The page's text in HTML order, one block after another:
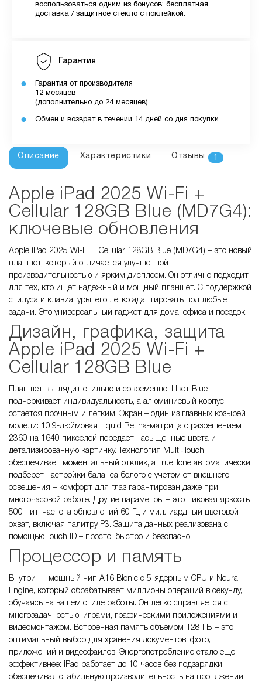
воспользоваться одним из бонусов: бесплатная
доставка / защитное стекло с поклейкой.
Гарантия
Гарантия от производителя
12 месяцев
(дополнительно до 24 месяцев)
Обмен и возврат в течении 14 дней со дня покупки
Описание Характеристики Отзывы 1
Apple iPad 2025 Wi-Fi +
Cellular 128GB Blue (MD7G4):
ключевые обновления
Apple iPad 2025 Wi-Fi + Cellular 128GB Blue (MD7G4) – это новый
планшет, который отличается улучшенной
производительностью и ярким дисплеем. Он отлично подходит
для тех, кто ищет надежный и мощный планшет. С поддержкой
стилуса и клавиатуры, его легко адаптировать под любые
задачи. Это универсальный гаджет для дома, офиса и поездок.
Дизайн, графика, защита
Apple iPad 2025 Wi-Fi +
Cellular 128GB Blue
Планшет выглядит стильно и современно. Цвет Blue
подчеркивает индивидуальность, а алюминиевый корпус
остается прочным и легким. Экран – один из главных козырей
модели: 10,9-дюймовая Liquid Retina-матрица с разрешением
2360 на 1640 пикселей передает насыщенные цвета и
детализированную картинку. Технология Multi‑Touch
обеспечивает моментальный отклик, а True Tone автоматически
подберет настройки баланса белого с учетом от внешнего
освещения – комфорт для глаз гарантирован даже при
многочасовой работе. Другие параметры – это пиковая яркость
500 нит, частота обновлений 60 Гц и миллиардный цветовой
охват, включая палитру Р3. Защита данных реализована с
помощью Touch ID – просто, быстро и безопасно.
Процессор и память
Внутри — мощный чип A16 Bionic с 5-ядерным CPU и Neural
Engine, который обрабатывает миллионы операций в секунду,
обучаясь на вашем стиле работы. Он легко справляется с
многозадачностью, играми, графическими приложениями и
видеомонтажом. Встроенная память объемом 128 ГБ – это
оптимальный выбор для хранения документов, фото,
приложений и видеофайлов. Энергопотребление стало еще
эффективнее: iPad работает до 10 часов без подзарядки,
обеспечивая стабильную производительность на протяжении